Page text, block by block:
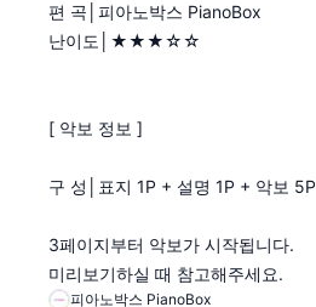
편 곡│피아노박스 PianoBox
난이도│★★★☆☆
[ 악보 정보 ]
구 성│표지 1P + 설명 1P + 악보 5P
3페이지부터 악보가 시작됩니다.
미리보기하실 때 참고해주세요.
피아노박스 PianoBox